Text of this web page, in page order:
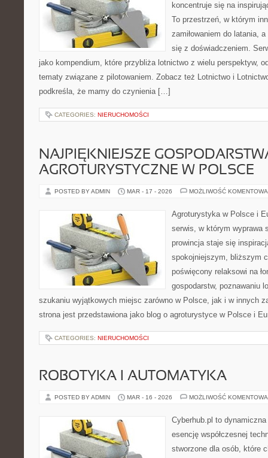
koncentruje się na
To przestrzeń, w którym
zamiłowaniem do latania,
się z doświadczeniem.
jako kompendium, które przybliża lotnictwo z wielu perspektyw,
tematy związane z pilotowaniem. Zobacz też Lotnictwo i
podkreśla, że mamy do czynienia […]
CATEGORIES: NIERUCHOMOŚCI
NAJPIĘKNIEJSZE
AGROTURYSTYCZNE W POLSCE
POSTED BY ADMIN MAR - 17 - 2026 MOŻLIWOŚĆ
Agroturystyka w Polsce i
serwis, w którym wyprawa
prowincja staje się
spokojniejszym, bliższym
poświęcony relaksowi na
gospodarstw, poznawaniu
szukaniu wyjątkowych miejsc zarówno w Polsce, jak i w innych
strona jest przedstawiona jako blog o agroturystyce w Polsce i
CATEGORIES: NIERUCHOMOŚCI
ROBOTYKA I AUTOMATYKA
POSTED BY ADMIN MAR - 16 - 2026 MOŻLIWOŚĆ
Cyberhub.pl to
esencję współczesnej
stworzone dla osób, które